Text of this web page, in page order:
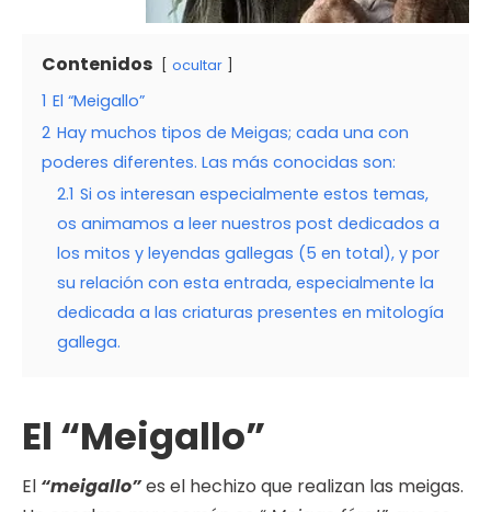
Contenidos ocultar
1 El “Meigallo”
2 Hay muchos tipos de Meigas; cada una con
poderes diferentes. Las más conocidas son:
2.1 Si os interesan especialmente estos temas,
os animamos a leer nuestros post dedicados a
los mitos y leyendas gallegas (5 en total), y por
su relación con esta entrada, especialmente la
dedicada a las criaturas presentes en mitología
gallega.
El “Meigallo”
El “meigallo”es el hechizo que realizan las meigas.